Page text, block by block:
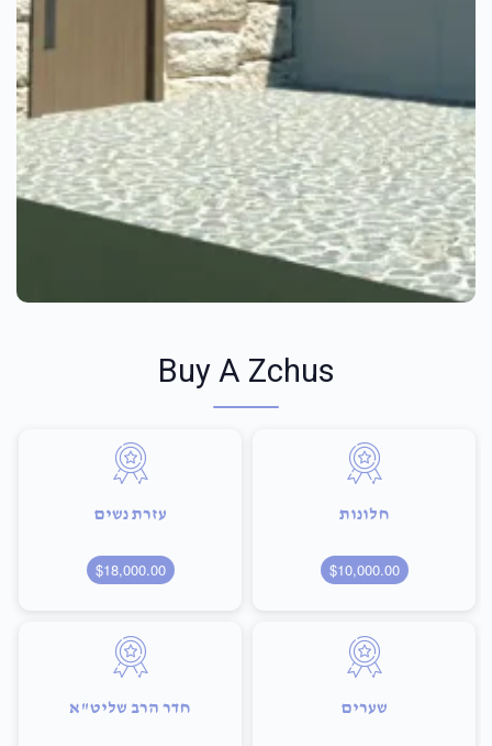
Buy A Zchus
חלונות
$10,000.00
עזרת נשים
$18,000.00
שערים חדר הרב שליט"א